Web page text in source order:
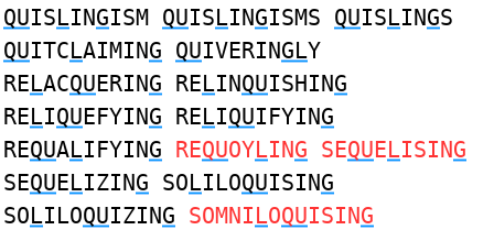
QUISLINGISM QUISLINGISMS QUISLINGS
QUITCLAIMING QUIVERINGLY
RELACQUERING RELINQUISHING
RELIQUEFYING RELIQUIFYING
REQUALIFYING REQUOYLING SEQUELISING
SEQUELIZING SOLILOQUISING
SOLILOQUIZING SOMNILOQUISING